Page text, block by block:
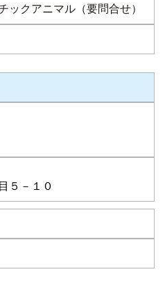
ックアニマル（要問合せ）
５－１０